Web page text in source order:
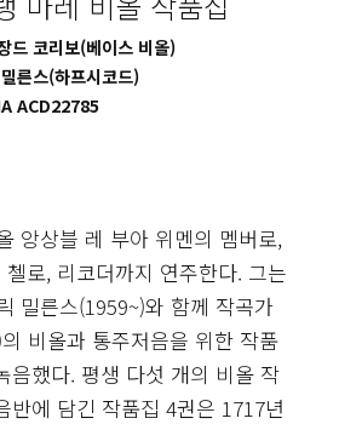
드 코리보(베이스 비올)
른스(하프시코드)
ACD22785
앙상블 레 부아 위멘의 멤버로,
로, 리코더까지 연주한다. 그는
밀른스(1959~)와 함께 작곡가
비올과 통주저음을 위한 작품
음했다. 평생 다섯 개의 비올 작
반에 담긴 작품집 4권은 1717년